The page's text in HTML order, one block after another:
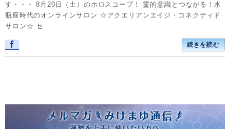
す・・・ 8月20日（土）のホロスコープ！ 霊的意識とつながる！水
瓶座時代のオンラインサロン ☆アクエリアンエイジ・コネクティド
サロン☆ セ...
続きを読む